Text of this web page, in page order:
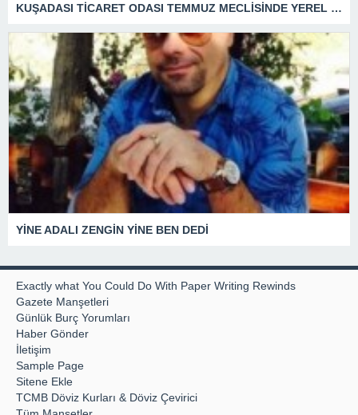
KUŞADASI TİCARET ODASI TEMMUZ MECLİSİNDE YEREL İŞLETMELERE ANLAMLI DESTEK
YİNE ADALI ZENGİN YİNE BEN DEDİ
Exactly what You Could Do With Paper Writing Rewinds
Gazete Manşetleri
Günlük Burç Yorumları
Haber Gönder
İletişim
Sample Page
Sitene Ekle
TCMB Döviz Kurları & Döviz Çevirici